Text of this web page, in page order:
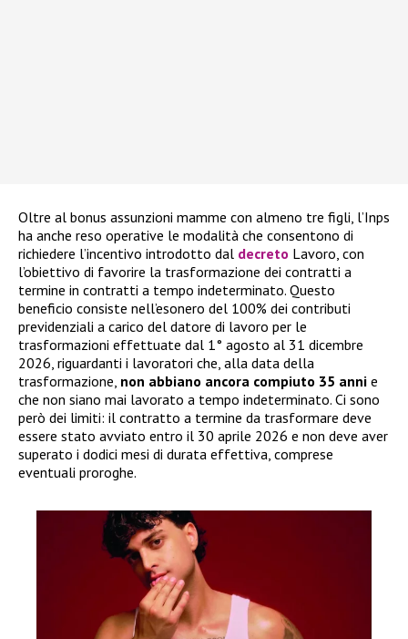
Oltre al bonus assunzioni mamme con almeno tre figli, l’Inps
ha anche reso operative le modalità che consentono di
richiedere l’incentivo introdotto dal decreto Lavoro, con
l’obiettivo di favorire la trasformazione dei contratti a
termine in contratti a tempo indeterminato. Questo
beneficio consiste nell’esonero del 100% dei contributi
previdenziali a carico del datore di lavoro per le
trasformazioni effettuate dal 1° agosto al 31 dicembre
2026, riguardanti i lavoratori che, alla data della
trasformazione, non abbiano ancora compiuto 35 anni e
che non siano mai lavorato a tempo indeterminato. Ci sono
però dei limiti: il contratto a termine da trasformare deve
essere stato avviato entro il 30 aprile 2026 e non deve aver
superato i dodici mesi di durata effettiva, comprese
eventuali proroghe.